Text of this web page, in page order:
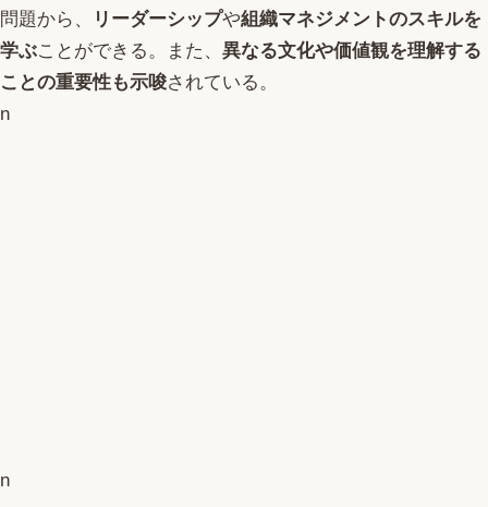
問題から、
リーダーシップや組織マネジメントのスキルを
学ぶことができる。また、 異なる文化や価値観を理解する
ことの重要性も示唆されている。
n
n